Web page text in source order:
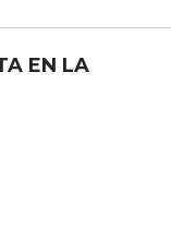
EN LA